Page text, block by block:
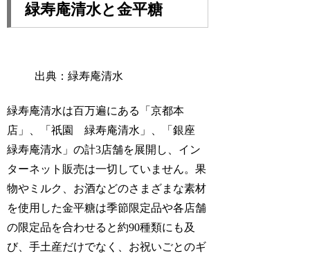
緑寿庵清水と金平糖
出典：緑寿庵清水
緑寿庵清水は百万遍にある「京都本
店」、「祇園 緑寿庵清水」、「銀座
緑寿庵清水」の計3店舗を展開し、イン
ターネット販売は一切していません。果
物やミルク、お酒などのさまざまな素材
を使用した金平糖は季節限定品や各店舗
の限定品を合わせると約90種類にも及
び、手土産だけでなく、お祝いごとのギ